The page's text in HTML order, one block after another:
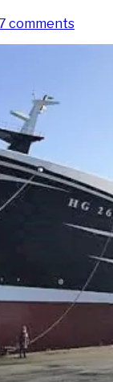
comments